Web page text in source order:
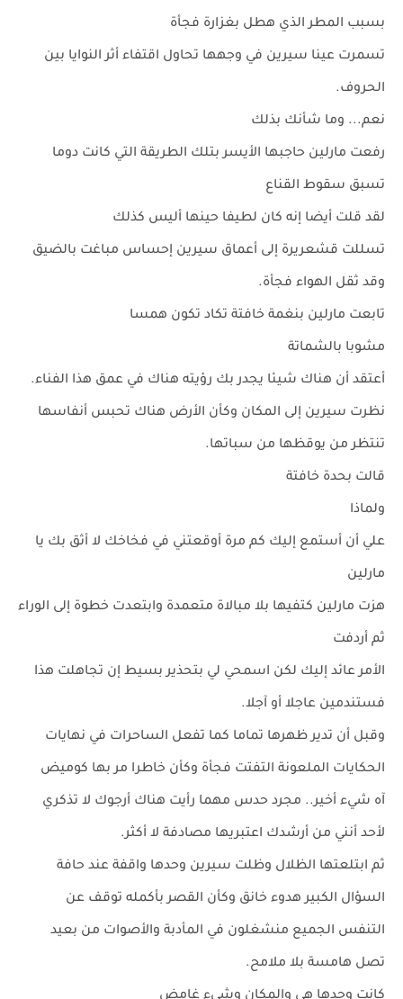
بسبب المطر الذي هطل بغزارة فجأة
تسمرت عينا سيرين في وجهها تحاول اقتفاء أثر النوايا بين
الحروف.
نعم... وما شأنك بذلك
رفعت مارلين حاجبها الأيسر بتلك الطريقة التي كانت دوما
تسبق سقوط القناع
لقد قلت أيضا إنه كان لطيفا حينها أليس كذلك
تسللت قشعريرة إلى أعماق سيرين إحساس مباغت بالضيق
وقد ثقل الهواء فجأة.
تابعت مارلين بنغمة خافتة تكاد تكون همسا
مشوبا بالشماتة
أعتقد أن هناك شيئا يجدر بك رؤيته هناك في عمق هذا الفناء.
نظرت سيرين إلى المكان وكأن الأرض هناك تحبس أنفاسها
تنتظر من يوقظها من سباتها.
قالت بحدة خافتة
ولماذا
علي أن أستمع إليك كم مرة أوقعتني في فخاخك لا أثق بك يا
مارلين
هزت مارلين كتفيها بلا مبالاة متعمدة وابتعدت خطوة إلى الوراء
ثم أردفت
الأمر عائد إليك لكن اسمحي لي بتحذير بسيط إن تجاهلت هذا
فستندمين عاجلا أو آجلا.
وقبل أن تدير ظهرها تماما كما تفعل الساحرات في نهايات
الحكايات الملعونة التفتت فجأة وكأن خاطرا مر بها كوميض
آه شيء أخير.. مجرد حدس مهما رأيت هناك أرجوك لا تذكري
لأحد أنني من أرشدك اعتبريها مصادفة لا أكثر.
ثم ابتلعتها الظلال وظلت سيرين وحدها واقفة عند حافة
السؤال الكبير هدوء خانق وكأن القصر بأكمله توقف عن
التنفس الجميع منشغلون في المأدبة والأصوات من بعيد
تصل هامسة بلا ملامح.